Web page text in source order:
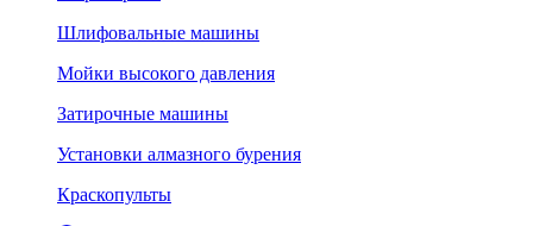
Шлифовальные машины
Мойки высокого давления
Затирочные машины
Установки алмазного бурения
Краскопульты